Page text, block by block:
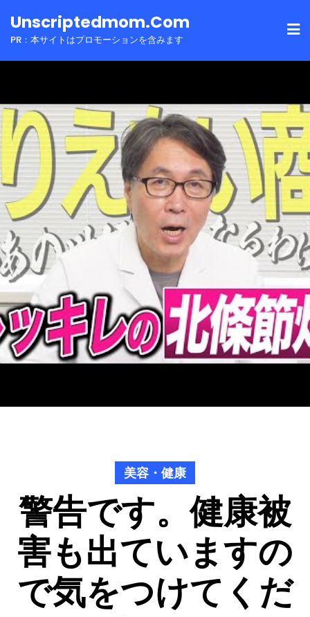
toUnscriptedmom.com
PR：本サイトはプロモーションを含みます
美容・健康
警告です。健康被
害も出ていますの
で気をつけてくだ